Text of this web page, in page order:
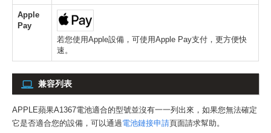
Apple
Pay
若您使用Apple設備，可使用Apple Pay支付，更方便快
速。
兼容列表
APPLE蘋果A1367電池適合的型號並沒有一一列出來，如果您無法確定
它是否適合您的設備，可以通過電池鏈接申請頁面請求幫助。